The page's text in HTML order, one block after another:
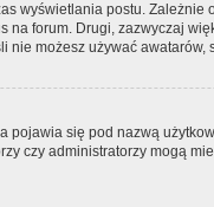
wyświetlania postu.
na forum. Drugi, zazwyczaj
możesz używać
się pod nazwą
czy administratorzy mogą